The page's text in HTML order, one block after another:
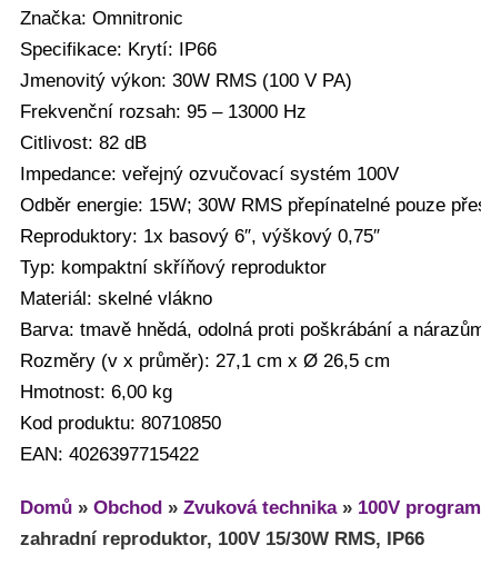
Značka: Omnitronic
Specifikace: Krytí: IP66
Jmenovitý výkon: 30W RMS (100 V PA)
Frekvenční rozsah: 95 – 13000 Hz
Citlivost: 82 dB
Impedance: veřejný ozvučovací systém 100V
Odběr energie: 15W; 30W RMS přepínatelné pouze
Reproduktory: 1x basový 6″, výškový 0,75″
Typ: kompaktní skříňový reproduktor
Materiál: skelné vlákno
Barva: tmavě hnědá, odolná proti poškrábání a
Rozměry (v x průměr): 27,1 cm x Ø 26,5 cm
Hmotnost: 6,00 kg
Kod produktu: 80710850
EAN: 4026397715422
Domů » Obchod » Zvuková technika» 100V program
zahradní reproduktor, 100V 15/30W RMS, IP66